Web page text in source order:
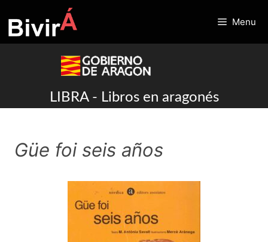
to
content
Menu
LIBRA - Libros en aragonés
Güe foi seis años